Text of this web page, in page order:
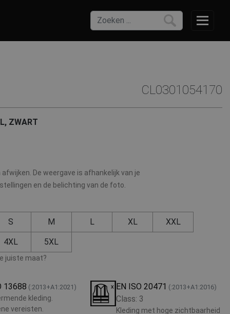
CL0301054170
ZWART
afwijken. De weergave is afhankelijk van je
en de belichting van de foto.
S M L XL XXL
4XL 5XL
juiste maat?
13688 (:2013+A1:2021)
kleding.
vereisten.
EN ISO 20471 (:2013+A1:2016)
Class: 3
Kleding met hoge zichtbaarheid